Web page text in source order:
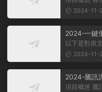
它聚焦于男
2024-11-
2024-一鍵
頻播放
以下是對原
2024-11-
2024-騰訊
法，日賺
項目概述 騰訊的流量變現模式對許多人來說并不陌